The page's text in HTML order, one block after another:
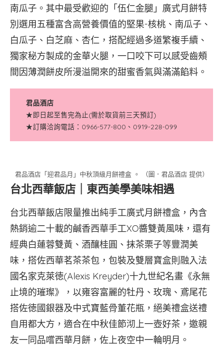
南瓜子。其中最受歡迎的「伍仁金腿」廣式月餅特
別選用五種富含高營養價值的堅果-核桃、南瓜子、
白瓜子、白芝麻、杏仁，搭配經過多道繁複手續、
獨家秘方製成的金華火腿，一口咬下可以感受齒頰
間因薄潤餅皮所漫溢開來的甜蜜香氣與滿滿餡料。
君品酒店
★即日起至售完為止(需於取貨前三天預訂)
★訂購洽詢電話：0966-577-800、0919-228-099
君品酒店「迎君品月」中秋頂級月餅禮盒 。 （圖．君品酒店 提供）
台北西華飯店｜東西美學美味相遇
台北西華飯店限量推出純手工廣式月餅禮盒，內含
熱銷逾二十載的鹹香西華手工XO醬雙黃風味，還有
經典白蓮蓉雙黃、酒釀桂圓、抹茶栗子等豐潤美
味，搭佐西華茗茶茶包，包裝及雙層寶盒則融入法
國名家克萊徳(Alexis Kreyder)十九世紀名畫《永無
止境的璀璨》，以雍容富麗的牡丹、玫瑰、鳶尾花
搭佐徳國銀器及中式寶藍骨董花瓶，絕美禮盒送禮
自用都大方，適合在中秋佳節沏上一壺好茶，邀親
友一同品嚐西華月餅，佐上夜空中一輪明月。